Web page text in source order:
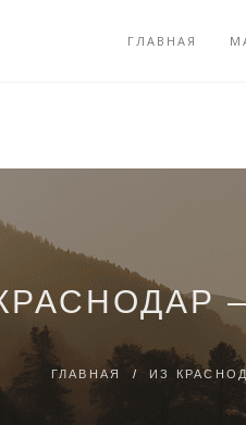
ГЛАВНАЯ
ГЛАВНАЯ / ИЗ